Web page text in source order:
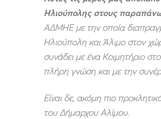
Ηλιούπολης στους
ΑΔΜΗΕ με την οποία
Ηλιούπολη και Άλιμο στον
συνάδει με ένα Κοιμητήριο
πλήρη γνώση και με την
Είναι δε, ακόμη πιο
του Δήμαρχου Αλίμου.